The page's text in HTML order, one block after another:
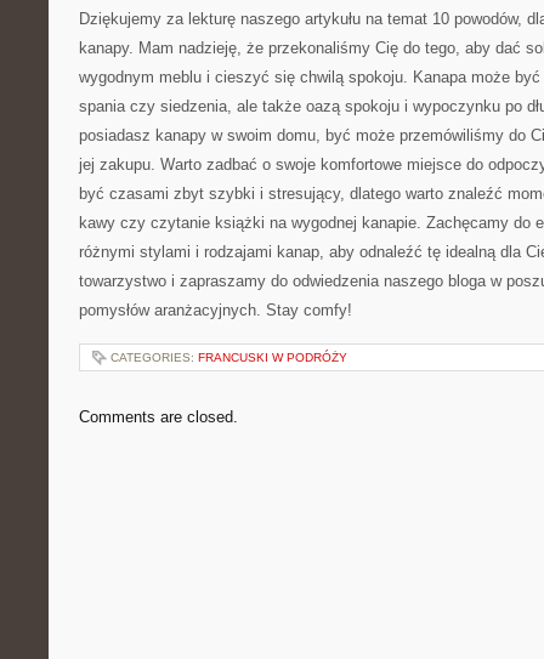
Dziękujemy za lekturę naszego artykułu na temat 10 powodów,
⁢kanapy. Mam nadzieję, że ‌przekonaliśmy ⁣Cię do tego, aby dać
wygodnym meblu i⁢ cieszyć się chwilą spokoju. Kanapa może
spania czy siedzenia, ale​ także oazą spokoju i wypoczynku po
posiadasz kanapy w swoim domu, być może przemówiliśmy do
jej zakupu. ‌Warto zadbać‍ o swoje komfortowe miejsce do
być czasami zbyt szybki i stresujący, dlatego warto znaleźć
kawy czy czytanie książki na wygodnej kanapie. Zachęcamy do
różnymi stylami i rodzajami kanap, aby odnaleźć tę idealną dla
towarzystwo i zapraszamy do odwiedzenia naszego bloga w
pomysłów aranżacyjnych. Stay ‍comfy!
CATEGORIES: FRANCUSKI W PODRÓŻY
Comments are closed.